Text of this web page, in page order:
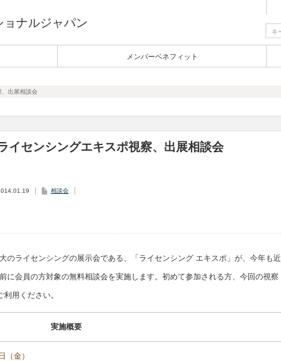
ョナルジャパン
メンバーベネフィット
、出展相談会
イセンシングエキスポ視察、出展相談会
相談会
のライセンシングの展示会である、「ライセンシング エキスポ」が、今年も近
に会員の方対象の無料相談会を実施します。初めて参加される方、今回の視察
用ください。
実施概要
（金）